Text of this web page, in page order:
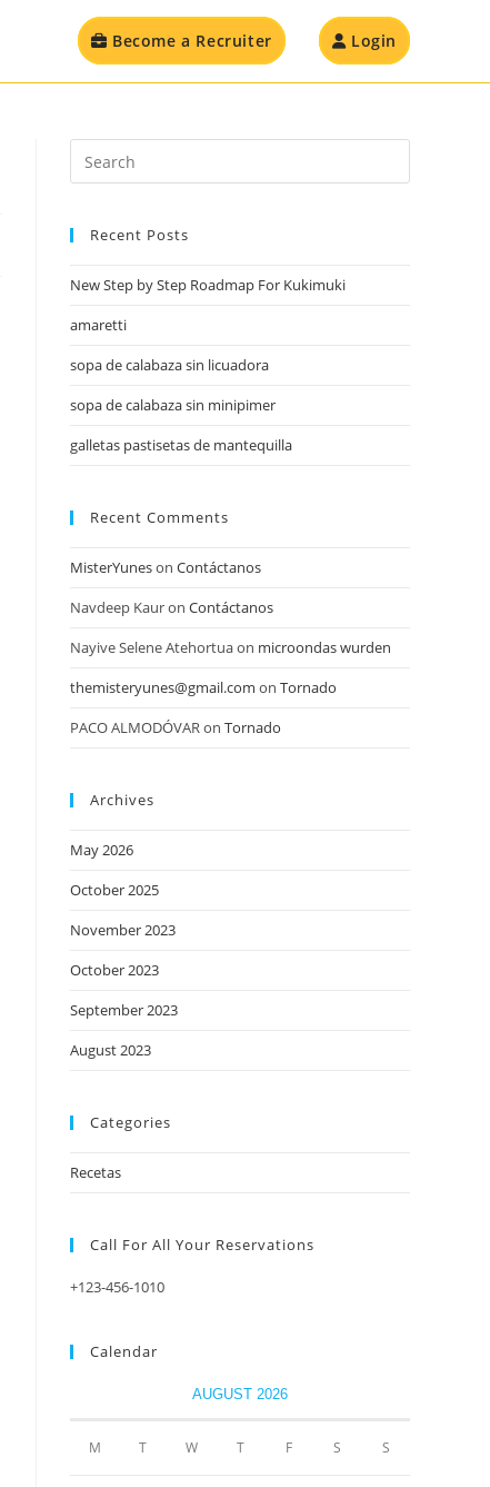
Become a Recruiter Login
Recent Posts
New Step by Step Roadmap For Kukimuki
amaretti
sopa de calabaza sin licuadora
sopa de calabaza sin minipimer
galletas pastisetas de mantequilla
Recent Comments
MisterYuneson Contáctanos
Navdeep Kauron Contáctanos
Nayive Selene Atehortuaon microondas wurden
themisteryunes@gmail.com on Tornado
PACO ALMODÓVARon Tornado
Archives
May 2026
October 2025
November 2023
October 2023
September 2023
August 2023
Categories
Recetas
Call For All Your​ Reservations
+123-456-1010
Calendar
AUGUST 2026
M T W T F S S